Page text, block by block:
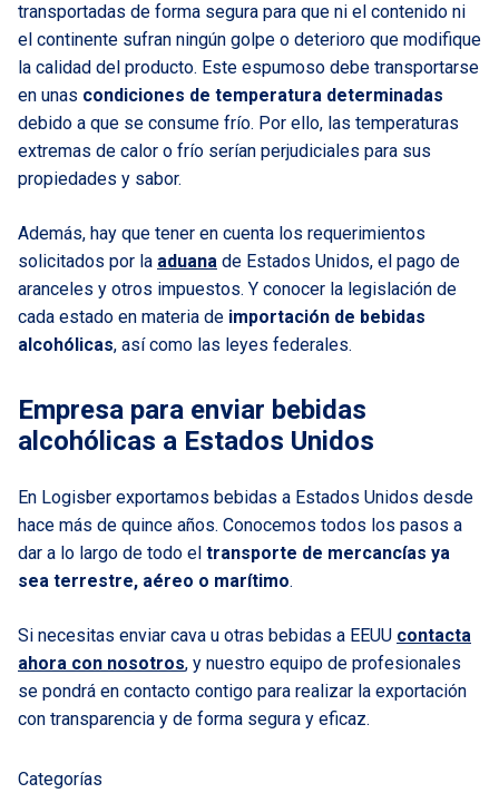
transportadas de forma segura para que ni el contenido ni
el continente sufran ningún golpe o deterioro que modifique
la calidad del producto. Este espumoso debe transportarse
en unas condiciones de temperatura determinadas
debido a que se consume frío. Por ello, las temperaturas
extremas de calor o frío serían perjudiciales para sus
propiedades y sabor.
Además, hay que tener en cuenta los requerimientos
solicitados por la aduana de Estados Unidos, el pago de
aranceles y otros impuestos. Y conocer la legislación de
cada estado en materia de importación de bebidas
alcohólicas, así como las leyes federales.
Empresa para enviar bebidas
alcohólicas a Estados Unidos
En Logisber exportamos bebidas a Estados Unidos desde
hace más de quince años. Conocemos todos los pasos a
dar a lo largo de todo el transporte de mercancías ya
sea terrestre, aéreo o marítimo.
Si necesitas enviar cava u otras bebidas a EEUU contacta
ahora con nosotros, y nuestro equipo de profesionales
se pondrá en contacto contigo para realizar la exportación
con transparencia y de forma segura y eficaz.
Categorías